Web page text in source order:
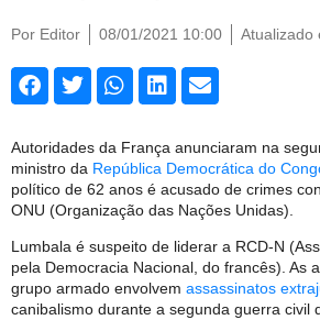
Por Editor 08/01/2021 10:00 Atualizado
Autoridades da França anunciaram na
ministro da República Democrática do
político de 62 anos é acusado de crimes
ONU (Organização das Nações Unidas).
Lumbala é suspeito de liderar a RCD-N
pela Democracia Nacional, do francês). As
grupo armado envolvem assassinatos
canibalismo durante a segunda guerra civil